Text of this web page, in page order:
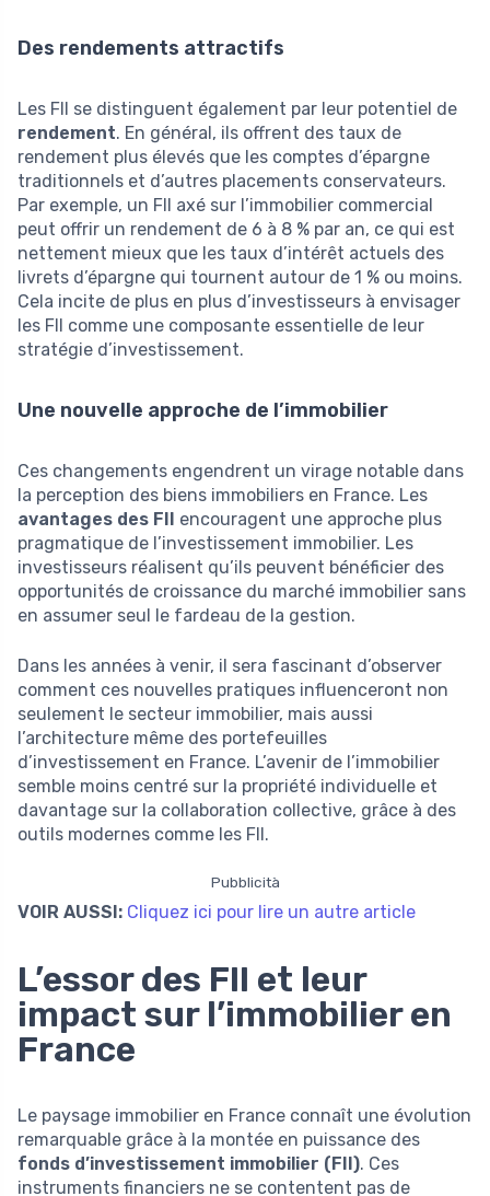
Des rendements attractifs
Les FII se distinguent également par leur potentiel de
rendement. En général, ils offrent des taux de
rendement plus élevés que les comptes d’épargne
traditionnels et d’autres placements conservateurs.
Par exemple, un FII axé sur l’immobilier commercial
peut offrir un rendement de 6 à 8 % par an, ce qui est
nettement mieux que les taux d’intérêt actuels des
livrets d’épargne qui tournent autour de 1 % ou moins.
Cela incite de plus en plus d’investisseurs à envisager
les FII comme une composante essentielle de leur
stratégie d’investissement.
Une nouvelle approche de l’immobilier
Ces changements engendrent un virage notable dans
la perception des biens immobiliers en France. Les
avantages des FII encouragent une approche plus
pragmatique de l’investissement immobilier. Les
investisseurs réalisent qu’ils peuvent bénéficier des
opportunités de croissance du marché immobilier sans
en assumer seul le fardeau de la gestion.
Dans les années à venir, il sera fascinant d’observer
comment ces nouvelles pratiques influenceront non
seulement le secteur immobilier, mais aussi
l’architecture même des portefeuilles
d’investissement en France. L’avenir de l’immobilier
semble moins centré sur la propriété individuelle et
davantage sur la collaboration collective, grâce à des
outils modernes comme les FII.
Pubblicità
VOIR AUSSI: Cliquez ici pour lire un autre article
L’essor des FII et leur
impact sur l’immobilier en
France
Le paysage immobilier en France connaît une évolution
remarquable grâce à la montée en puissance des
fonds d’investissement immobilier (FII). Ces
instruments financiers ne se contentent pas de